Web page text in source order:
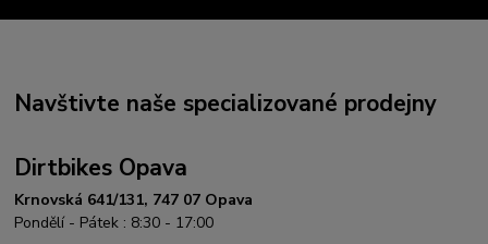
Navštivte naše specializované prodejny
Dirtbikes Opava
Krnovská 641/131, 747 07 Opava
Pondělí - Pátek : 8:30 - 17:00